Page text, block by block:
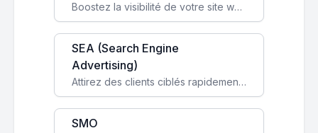
Boostez la visibilité de votre site web sur Google et attirez du trafic qualifié grâce à nos stratégies SEO.
SEA (Search Engine
Advertising)
Attirez des clients ciblés rapidement avec des campagnes publicitaires payantes optimisées pour vos objectifs.
SMO